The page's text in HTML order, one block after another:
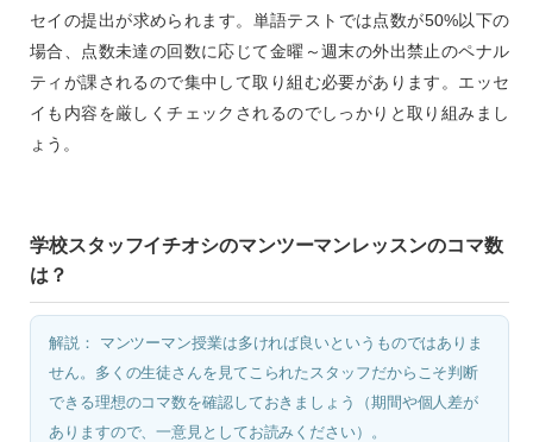
セイの提出が求められます。単語テストでは点数が50%以下の
場合、点数未達の回数に応じて金曜～週末の外出禁止のペナル
ティが課されるので集中して取り組む必要があります。エッセ
イも内容を厳しくチェックされるのでしっかりと取り組みまし
ょう。
学校スタッフイチオシのマンツーマンレッスンのコマ数
は？
解説： マンツーマン授業は多ければ良いというものではありま
せん。多くの生徒さんを見てこられたスタッフだからこそ判断
できる理想のコマ数を確認しておきましょう（期間や個人差が
ありますので、一意見としてお読みください）。